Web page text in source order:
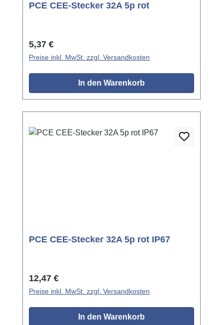
PCE CEE-Stecker 32A 5p rot
Regulärer Preis:
5,37 €
Preise inkl. MwSt. zzgl. Versandkosten
In den Warenkorb
PCE CEE-Stecker 32A 5p rot IP67
Regulärer Preis:
12,47 €
Preise inkl. MwSt. zzgl. Versandkosten
In den Warenkorb